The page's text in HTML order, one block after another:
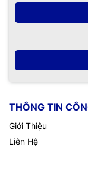
THÔNG TIN
Giới Thiệu
Liên Hệ